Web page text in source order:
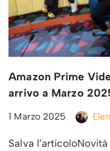
Amazon Prime
arrivo a Marzo
1 Marzo 2025
Salva